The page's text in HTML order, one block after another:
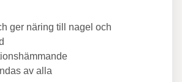
ger näring till nagel och
av alla